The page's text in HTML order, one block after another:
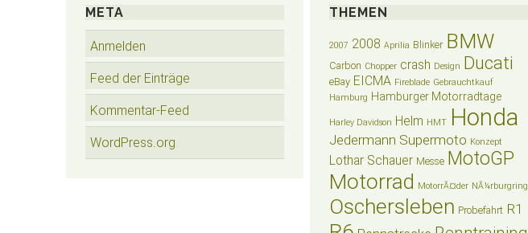
META
Anmelden
Feed der Einträge
Kommentar-Feed
WordPress.org
THEMEN
2007 2008 Aprilia Blinker BMW
Carbon Chopper crash Design Ducati
eBay EICMA Fireblade Gebrauchtkauf
Hamburg Hamburger Motorradtage
Harley Davidson Helm HMT Honda
Jedermann Supermoto Konzept
Lothar Schauer Messe MotoGP
Motorrad MotorrÃ¤der NÃ¼rburgring
Oschersleben Probefahrt R1